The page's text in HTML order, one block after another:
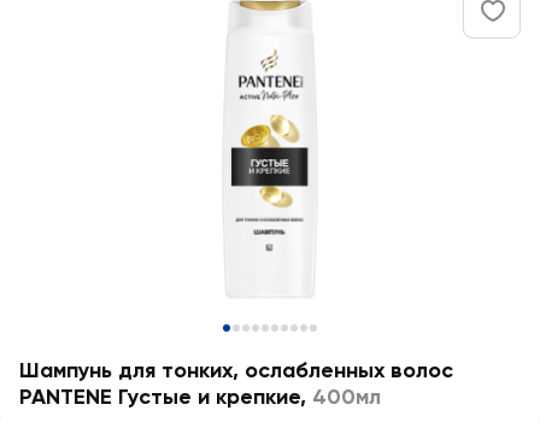
Шампунь для тонких, ослабленных волос
PANTENE Густые и крепкие, 400мл